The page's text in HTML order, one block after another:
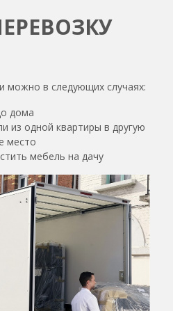
можно в следующих случаях:
дома
из одной квартиры в другую
место
мебель на дачу